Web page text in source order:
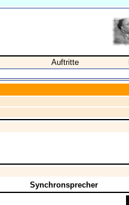
Auftritte
Synchronsprecher